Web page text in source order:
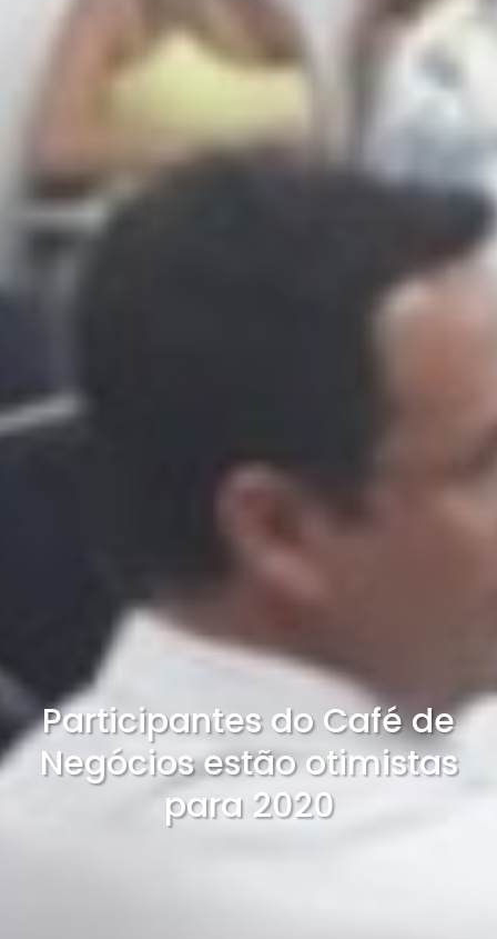
Participantes do Café de
Negócios estão otimistas
para 2020